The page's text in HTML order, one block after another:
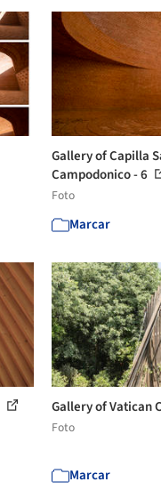
Gallery of Capilla
Campodonico - 6
Foto
Marcar
Gallery of Vatican
Foto
Marcar